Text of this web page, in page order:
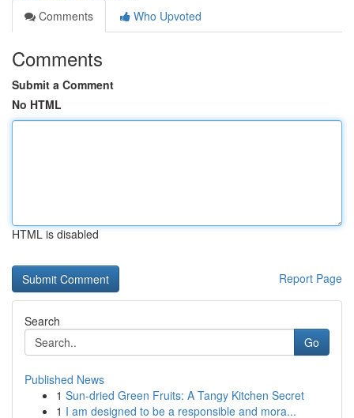
Comments
Who Upvoted
Comments
Submit a Comment
No HTML
HTML is disabled
Report Page
Search
Go
Published News
1 Sun-dried Green Fruits: A Tangy Kitchen Secret
1 I am designed to be a responsible and mora...